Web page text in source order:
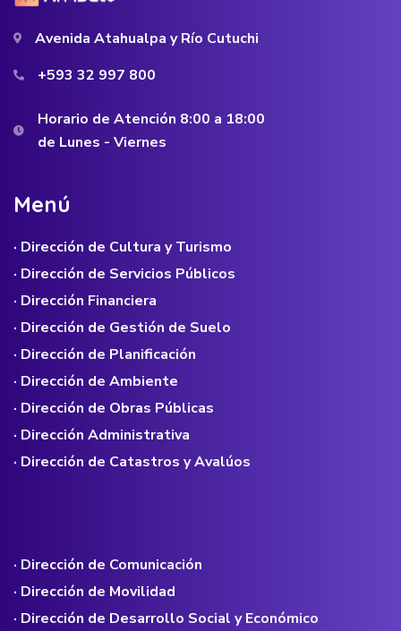
Avenida Atahualpa y Río Cutuchi
+593 32 997 800
Horario de Atención 8:00 a 18:00
de Lunes - Viernes
Menú
· Dirección de Cultura y Turismo
· Dirección de Servicios Públicos
· Dirección Financiera
· Dirección de Gestión de Suelo
· Dirección de Planificación
· Dirección de Ambiente
· Dirección de Obras Públicas
· Dirección Administrativa
· Dirección de Catastros y Avalúos
· Dirección de Comunicación
· Dirección de Movilidad
· Dirección de Desarrollo Social y Económico